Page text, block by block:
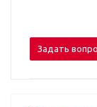
Задать